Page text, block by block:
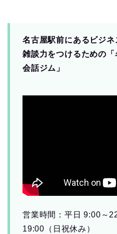
名古屋駅前にあるビジ
雑談力をつけるための
会話ジム」
営業時間：平日 9:00～
19:00（日祝休み）